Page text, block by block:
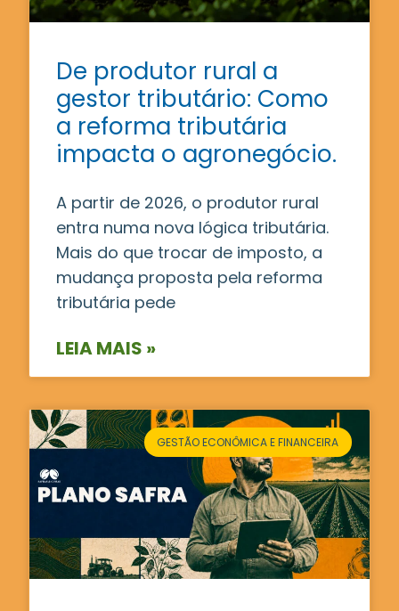
De produtor rural a
gestor tributário: Como
a reforma tributária
impacta o agronegócio.
A partir de 2026, o produtor rural
entra numa nova lógica tributária.
Mais do que trocar de imposto, a
mudança proposta pela reforma
tributária pede
LEIA MAIS »
GESTÃO ECONÔMICA E FINANCEIRA